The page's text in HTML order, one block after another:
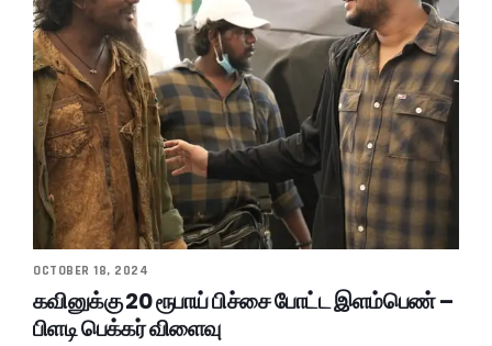
OCTOBER 18, 2024
கவினுக்கு 20 ரூபாய் பிச்சை போட்ட இளம்பெண் –
பிளடி பெக்கர் விளைவு